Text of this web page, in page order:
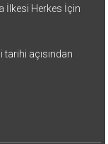
İlkesi Herkes İçin
açısından